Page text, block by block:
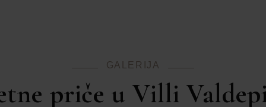
GALERIJA
priče u Villi